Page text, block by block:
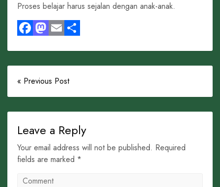
Proses belajar harus sejalan dengan anak-anak.
« Previous Post
Leave a Reply
Your email address will not be published. Required
fields are marked *